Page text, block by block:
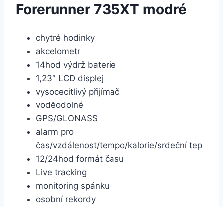
Forerunner 735XT modré
chytré hodinky
akcelometr
14hod výdrž baterie
1,23″ LCD displej
vysocecitlivý přijímač
voděodolné
GPS/GLONASS
alarm pro
čas/vzdálenost/tempo/kalorie/srdeční tep
12/24hod formát času
Live tracking
monitoring spánku
osobní rekordy